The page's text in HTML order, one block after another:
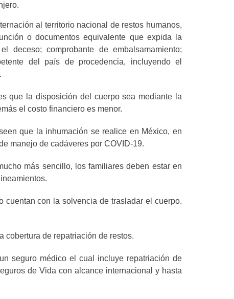
al territorio nacional de restos humanos,
o documentos equivalente que expida la
deceso; comprobante de embalsamamiento;
del país de procedencia, incluyendo el
que la disposición del cuerpo sea mediante la
el costo financiero es menor.
que la inhumación se realice en México, en
manejo de cadáveres por COVID-19.
más sencillo, los familiares deben estar en
cuentan con la solvencia de trasladar el cuerpo.
cobertura de repatriación de restos.
seguro médico el cual incluye repatriación de
de Vida con alcance internacional y hasta